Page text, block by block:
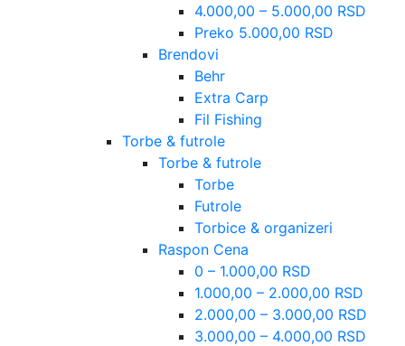
4.000,00 – 5.000,00 RSD
Preko 5.000,00 RSD
Brendovi
Behr
Extra Carp
Fil Fishing
Torbe & futrole
Torbe & futrole
Torbe
Futrole
Torbice & organizeri
Raspon Cena
0 – 1.000,00 RSD
1.000,00 – 2.000,00 RSD
2.000,00 – 3.000,00 RSD
3.000,00 – 4.000,00 RSD